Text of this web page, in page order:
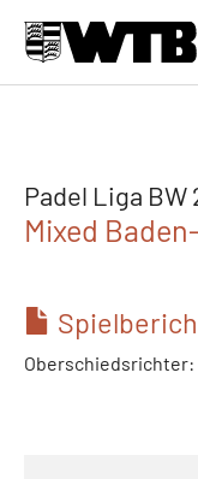
Padel Liga BW
Mixed
Oberschiedsrichter: